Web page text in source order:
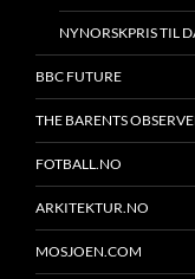
NYNORSKPRIS TIL
BBC FUTURE
THE BARENTS
FOTBALL.NO
ARKITEKTUR.NO
MOSJOEN.COM